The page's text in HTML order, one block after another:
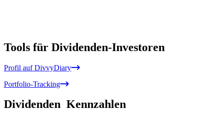
Tools für Dividenden-Investoren
Profil auf DivvyDiary
Portfolio-Tracking
Dividenden Kennzahlen